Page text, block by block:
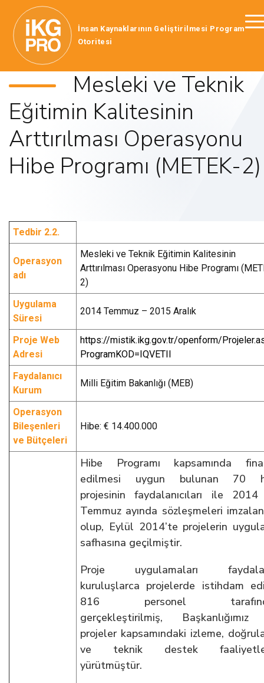
İnsan Kaynaklarının Geliştirilmesi Program
Otoritesi
Mesleki ve Teknik
Eğitimin Kalitesinin
Arttırılması Operasyonu
Hibe Programı (METEK-2)
Tedbir 2.2.
Operasyon
adı
Mesleki ve Teknik Eğitimin Kalitesinin
Arttırılması Operasyonu Hibe Programı
2)
Uygulama
Süresi
2014 Temmuz – 2015 Aralık
Proje Web
Adresi
https://mistik.ikg.gov.tr/openform/
ProgramKOD=IQVETII
Faydalanıcı
Kurum
Milli Eğitim Bakanlığı (MEB)
Operasyon
Bileşenleri
ve Bütçeleri
Hibe: € 14.400.000
Hibe Programı kapsamında
edilmesi uygun bulunan 70
projesinin faydalanıcıları ile 2014
Temmuz ayında sözleşmeleri
olup, Eylül 2014’te projelerin
safhasına geçilmiştir.
Proje uygulamaları
kuruluşlarca projelerde istihdam
816 personel
gerçekleştirilmiş,
projeler kapsamındaki izleme,
ve teknik destek
yürütmüştür.